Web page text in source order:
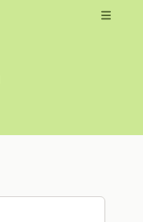
Open